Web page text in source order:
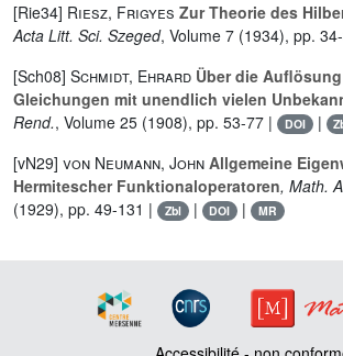
[Rie34] Riesz, Frigyes Zur Theorie des
Acta Litt. Sci. Szeged, Volume 7 (1934), pp.
[Sch08] Schmidt, Ehrard Über die
Gleichungen mit unendlich vielen
Rend., Volume 25 (1908), pp. 53-77 | DOI |
[vN29] von Neumann, John Allgemeine
Hermitescher Funktionaloperatoren, Math.
(1929), pp. 49-131 |
Zbl | DOI | MR